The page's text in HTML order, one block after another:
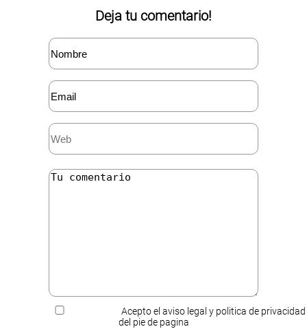
Deja tu comentario!
Acepto el aviso legal y politica de privacidad
del pie de pagina